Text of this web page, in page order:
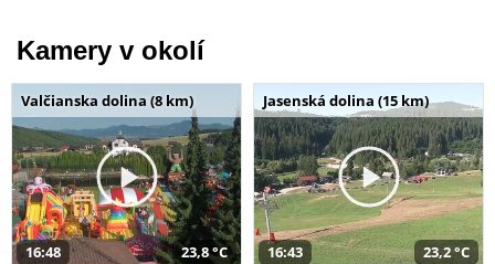
Kamery v okolí
Valčianska dolina (8 km)
16:48 23,8 °C
Jasenská dolina (15 km)
16:43 23,2 °C